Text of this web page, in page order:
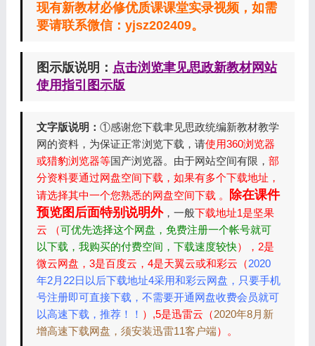
现有新教材必修优质课课堂实录视频，如需
要请联系微信：yjsz202409。
图示版说明： 点击浏览聿见思政新教材网站
使用指引图示版
文字版说明： ①感谢您下载聿见思政统编新教材教学
网的资料，为保证正常浏览下载，请使用360浏览器
或猎豹浏览器等国产浏览器。由于网站空间有限， 部
分资料要通过网盘空间下载，如果有多个下载地址，
请选择其中一个您熟悉的网盘空间下载 。
除在课件
预览图后面特别说明外，一般下载地址1是坚果
云 （可优先选择这个网盘，免费注册一个帐号就可
以下载，我购买的付费空间，下载速度较快），2是
微云网盘，3是百度云，4是天翼云或和彩云（2020
年2月22日以后下载地址4采用和彩云网盘，只要手机
号注册即可直接下载，不需要开通网盘收费会员就可
以高速下载，推荐！！ ）,5是迅雷云（2020年8月新
增高速下载网盘，须安装迅雷11客户端）。